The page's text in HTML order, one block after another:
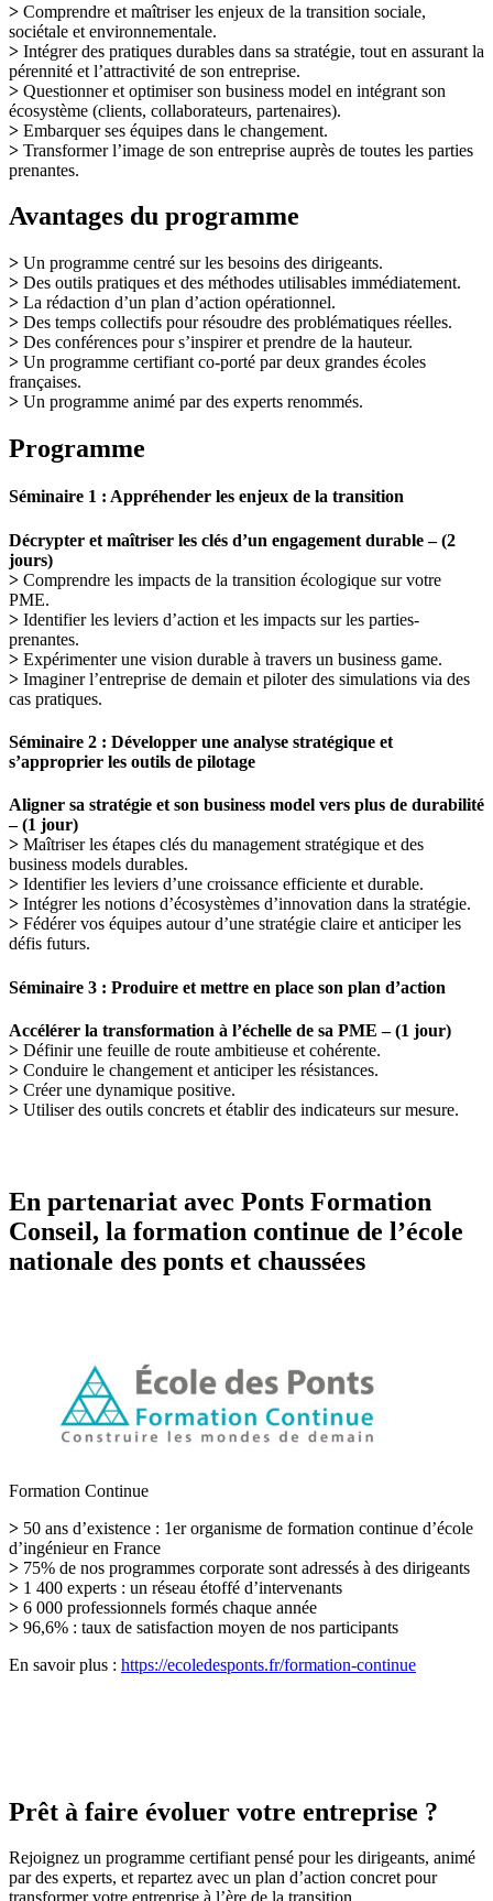
> Comprendre et maîtriser les enjeux de la transition sociale,
sociétale et environnementale.
> Intégrer des pratiques durables dans sa stratégie, tout en assurant la
pérennité et l’attractivité de son entreprise.
> Questionner et optimiser son business model en intégrant son
écosystème (clients, collaborateurs, partenaires).
> Embarquer ses équipes dans le changement.
> Transformer l’image de son entreprise auprès de toutes les parties
prenantes.
Avantages du programme
> Un programme centré sur les besoins des dirigeants.
> Des outils pratiques et des méthodes utilisables immédiatement.
> La rédaction d’un plan d’action opérationnel.
> Des temps collectifs pour résoudre des problématiques réelles.
> Des conférences pour s’inspirer et prendre de la hauteur.
> Un programme certifiant co-porté par deux grandes écoles
françaises.
> Un programme animé par des experts renommés.
Programme
Séminaire 1 : Appréhender les enjeux de la transition
Décrypter et maîtriser les clés d’un engagement durable – (2
jours)
> Comprendre les impacts de la transition écologique sur votre
PME.
> Identifier les leviers d’action et les impacts sur les parties-
prenantes.
> Expérimenter une vision durable à travers un business game.
> Imaginer l’entreprise de demain et piloter des simulations via des
cas pratiques.
Séminaire 2 : Développer une analyse stratégique et
s’approprier les outils de pilotage
Aligner sa stratégie et son business model vers plus de durabilité
– (1 jour)
> Maîtriser les étapes clés du management stratégique et des
business models durables.
> Identifier les leviers d’une croissance efficiente et durable.
> Intégrer les notions d’écosystèmes d’innovation dans la stratégie.
> Fédérer vos équipes autour d’une stratégie claire et anticiper les
défis futurs.
Séminaire 3 : Produire et mettre en place son plan d’action
Accélérer la transformation à l’échelle de sa PME – (1 jour)
> Définir une feuille de route ambitieuse et cohérente.
> Conduire le changement et anticiper les résistances.
> Créer une dynamique positive.
> Utiliser des outils concrets et établir des indicateurs sur mesure.
En partenariat avec Ponts Formation
Conseil, la formation continue de l’école
nationale des ponts et chaussées
Formation Continue
> 50 ans d’existence : 1er organisme de formation continue d’école
d’ingénieur en France
> 75% de nos programmes corporate sont adressés à des dirigeants
> 1 400 experts : un réseau étoffé d’intervenants
> 6 000 professionnels formés chaque année
> 96,6% : taux de satisfaction moyen de nos participants
En savoir plus : https://ecoledesponts.fr/formation-continue
Prêt à faire évoluer votre entreprise ?
Rejoignez un programme certifiant pensé pour les dirigeants, animé
par des experts, et repartez avec un plan d’action concret pour